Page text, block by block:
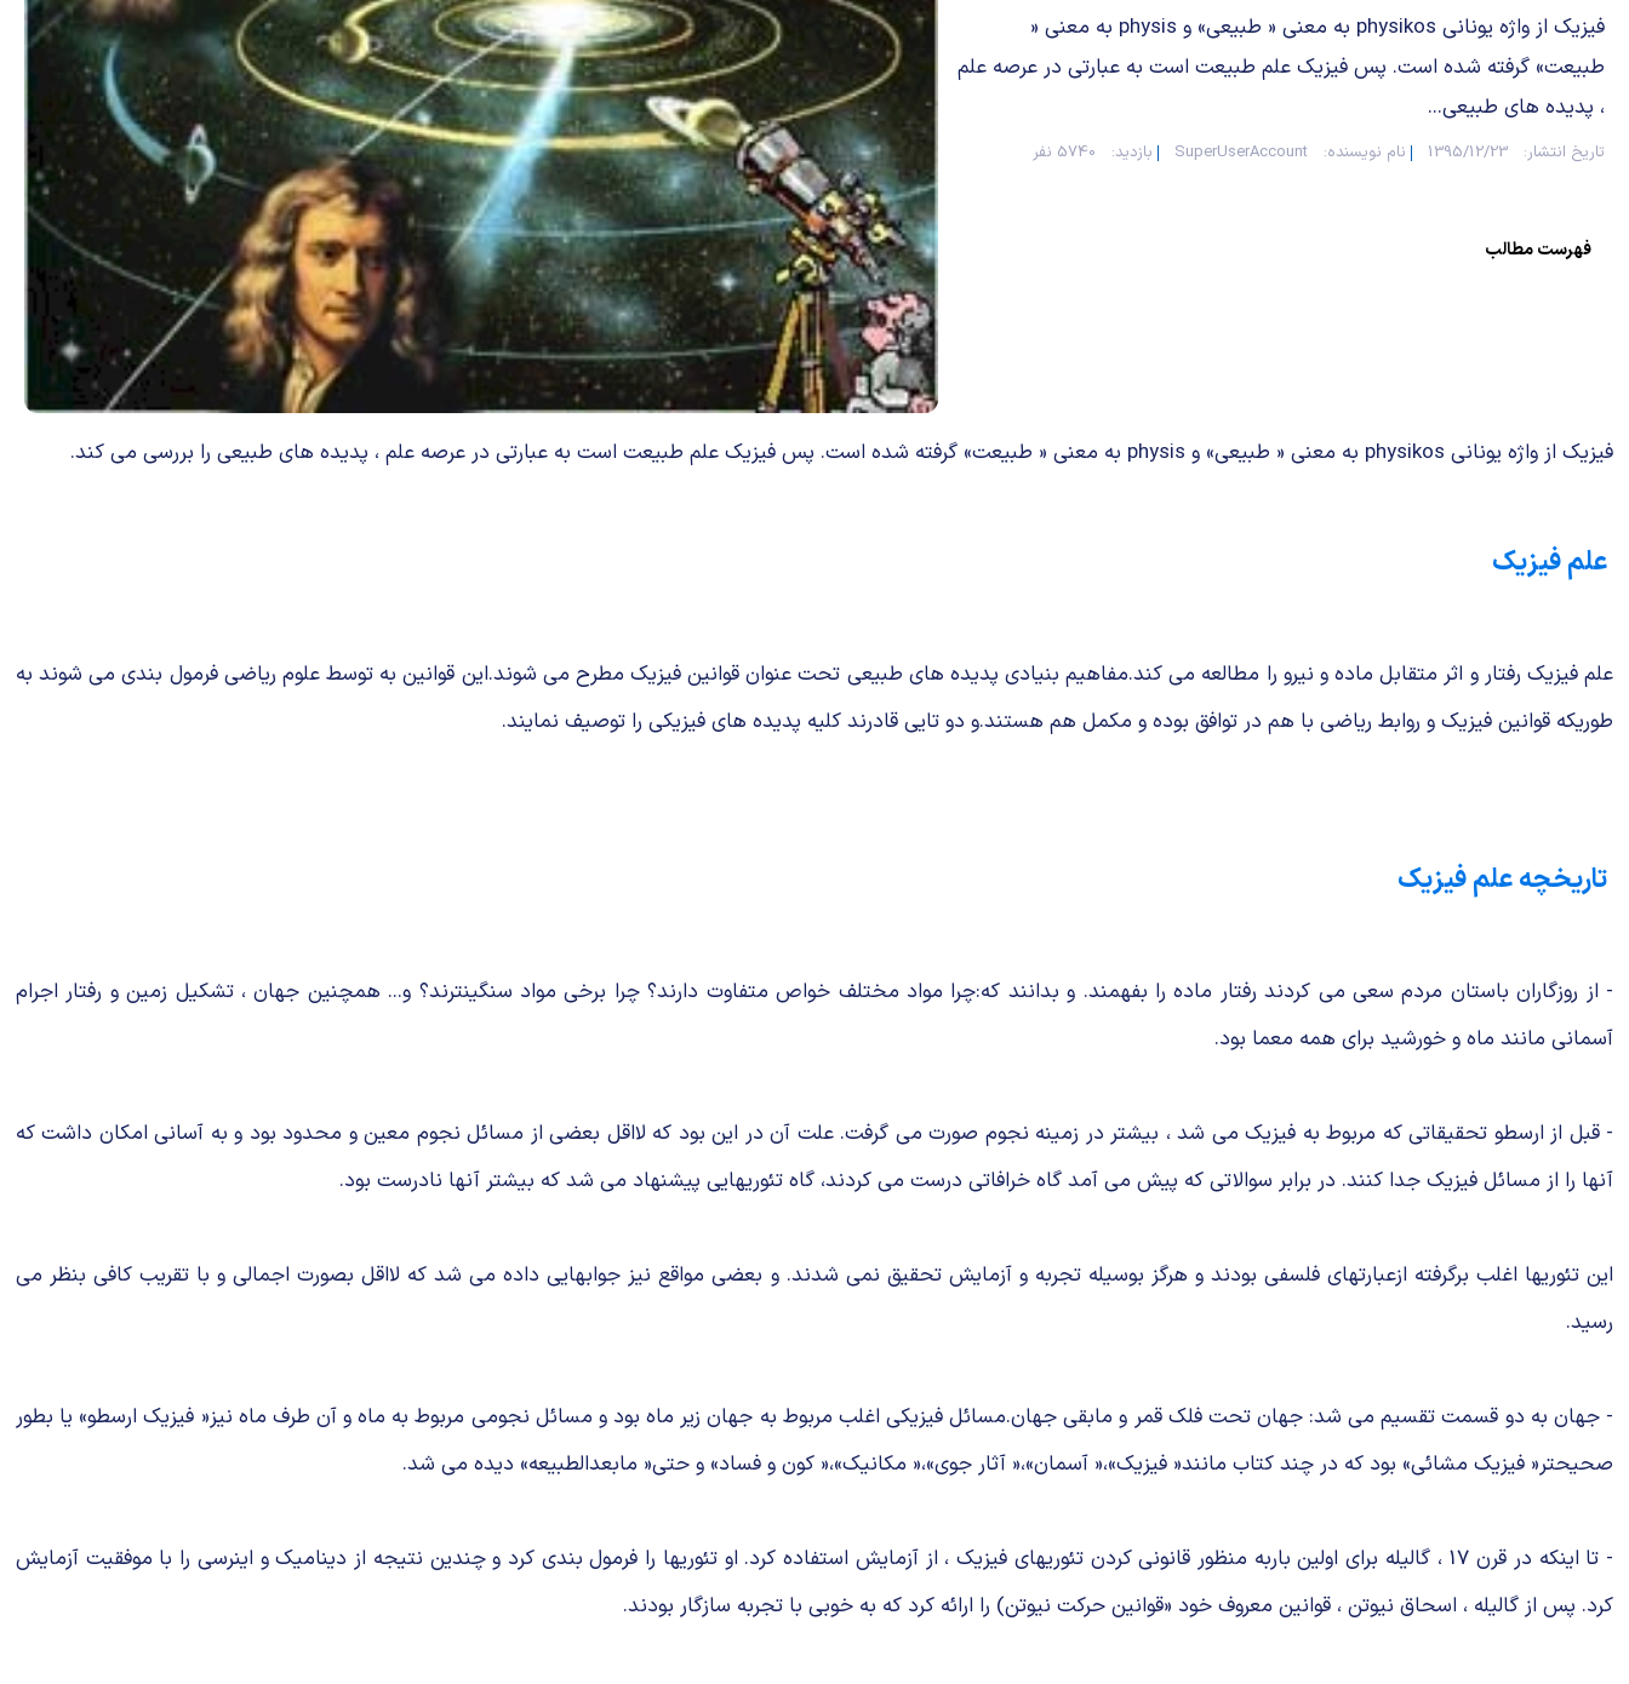
فیزیک از واژه یونانی physikos به معنی « طبیعی» و physis به معنی «
طبیعت» گرفته شده است. پس فیزیک علم طبیعت است به عبارتی در عرصه علم
، پدیده های طبیعی...
تاریخ انتشار: 1395/12/23 نام نویسنده: SuperUserAccount بازدید: 5740 نفر
فهرست مطالب
فیزیک از واژه یونانی physikos به معنی « طبیعی» و physis به معنی « طبیعت» گرفته شده است. پس فیزیک علم طبیعت است به عبارتی در عرصه علم ، پدیده های طبیعی را بررسی می كند.
علم فیزیک
علم فیزیک رفتار و اثر متقابل ماده و نیرو را مطالعه می كند.مفاهیم بنیادی پدیده های طبیعی تحت عنوان قوانین فیزیک مطرح می شوند.این قوانین به توسط علوم ریاضی فرمول بندی می شوند به
طوریكه قوانین فیزیک و روابط ریاضی با هم در توافق بوده و مكمل هم هستند.و دو تایی قادرند كلیه پدیده های فیزیكی را توصیف نمایند.
تاریخچه علم فیزیک
- از روزگاران باستان مردم سعی می كردند رفتار ماده را بفهمند. و بدانند كه:چرا مواد مختلف خواص متفاوت دارند؟ چرا برخی مواد سنگینترند؟ و... همچنین جهان ، تشكیل زمین و رفتار اجرام
آسمانی مانند ماه و خورشید برای همه معما بود.
- قبل از ارسطو تحقیقاتی كه مربوط به فیزیک می شد ، بیشتر در زمینه نجوم صورت می گرفت. علت آن در این بود كه لااقل بعضی از مسائل نجوم معین و محدود بود و به آسانی امكان داشت كه
آنها را از مسائل فیزیک جدا كنند. در برابر سوالاتی كه پیش می آمد گاه خرافاتی درست می كردند، گاه تئوریهایی پیشنهاد می شد كه بیشتر آنها نادرست بود.
این تئوریها اغلب برگرفته ازعبارتهای فلسفی بودند و هرگز بوسیله تجربه و آزمایش تحقیق نمی شدند. و بعضی مواقع نیز جوابهایی داده می شد كه لااقل بصورت اجمالی و با تقریب كافی بنظر می
رسید.
- جهان به دو قسمت تقسیم می شد: جهان تحت فلك قمر و مابقی جهان.مسائل فیزیكی اغلب مربوط به جهان زیر ماه بود و مسائل نجومی مربوط به ماه و آن طرف ماه نیز« فیزیک ارسطو» یا بطور
صحیحتر« فیزیك مشائی» بود كه در چند كتاب مانند« فیزیک»،« آسمان»،« آثار جوی»،« مكانیك»،« كون و فساد» و حتی« مابعدالطبیعه» دیده می شد.
- تا اینكه در قرن 17 ، گالیله برای اولین باربه منظور قانونی كردن تئوریهای فیزیک ، از آزمایش استفاده كرد. او تئوریها را فرمول بندی كرد و چندین نتیجه از دینامیك و اینرسی را با موفقیت آزمایش
كرد. پس از گالیله ، اسحاق نیوتن ، قوانین معروف خود «قوانین حركت نیوتن) را ارائه كرد كه به خوبی با تجربه سازگار بودند.